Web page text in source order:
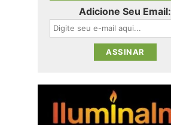
Adicione Seu Email: